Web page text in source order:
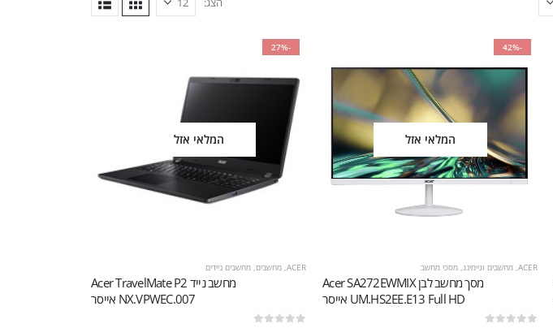
-42%
המלאי אזל
ACER
, מחשבים וגיימינג, מסכי מחשב
מסך מחשב לבן Acer SA272EWMIX
UM.HS2EE.E13 Full HD אייסר
-27%
המלאי אזל
ACER
, מחשבים, מחשבים ניידים
מחשב נייד Acer TravelMate P2
NX.VPWEC.007 אייסר